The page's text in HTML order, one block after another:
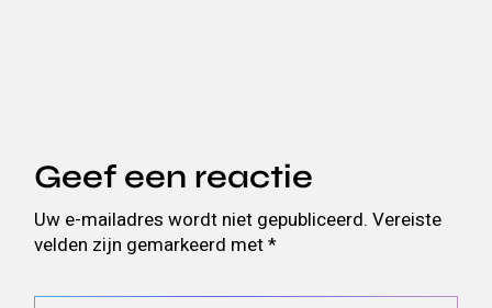
Geef een reactie
Uw e-mailadres wordt niet gepubliceerd. Vereiste
velden zijn gemarkeerd met*